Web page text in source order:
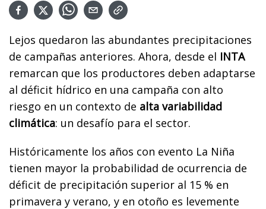
Lejos quedaron las abundantes precipitaciones
de campañas anteriores. Ahora, desde el INTA
remarcan que los productores deben adaptarse
al déficit hídrico en una campaña con alto
riesgo en un contexto de alta variabilidad
climática: un desafío para el sector.
Históricamente los años con evento La Niña
tienen mayor la probabilidad de ocurrencia de
déficit de precipitación superior al 15 % en
primavera y verano, y en otoño es levemente